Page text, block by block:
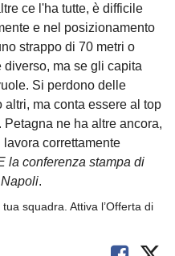
ce l'ha tutte, è difficile
e nel posizionamento
strappo di 70 metri o
ma se gli capita
Si perdono delle
ma conta essere al top
ne ha altre ancora,
correttamente
la conferenza stampa di
.
squadra. Attiva l’Offerta di